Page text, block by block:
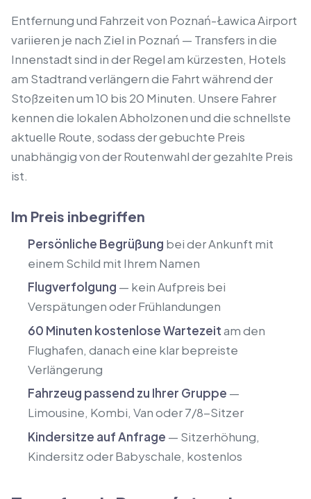
Entfernung und Fahrzeit von Poznań-Ławica Airport
variieren je nach Ziel in Poznań — Transfers in die
Innenstadt sind in der Regel am kürzesten, Hotels
am Stadtrand verlängern die Fahrt während der
Stoßzeiten um 10 bis 20 Minuten. Unsere Fahrer
kennen die lokalen Abholzonen und die schnellste
aktuelle Route, sodass der gebuchte Preis
unabhängig von der Routenwahl der gezahlte Preis
ist.
Im Preis inbegriffen
Persönliche Begrüßung bei der Ankunft mit
einem Schild mit Ihrem Namen
Flugverfolgung — kein Aufpreis bei
Verspätungen oder Frühlandungen
60 Minuten kostenlose Wartezeitam den
Flughafen, danach eine klar bepreiste
Verlängerung
Fahrzeug passend zu Ihrer Gruppe —
Limousine, Kombi, Van oder 7/8-Sitzer
Kindersitze auf Anfrage — Sitzerhöhung,
Kindersitz oder Babyschale, kostenlos